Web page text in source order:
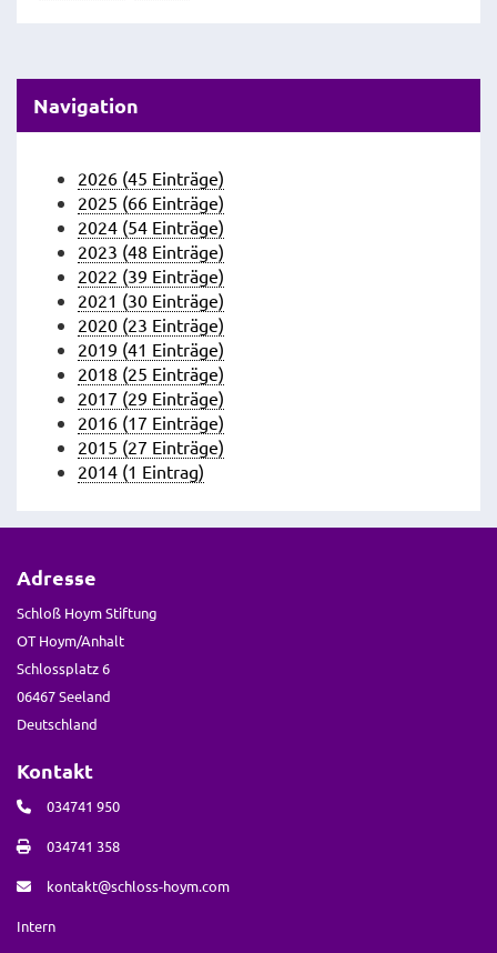
Navigation
2026 (45 Einträge)
2025 (66 Einträge)
2024 (54 Einträge)
2023 (48 Einträge)
2022 (39 Einträge)
2021 (30 Einträge)
2020 (23 Einträge)
2019 (41 Einträge)
2018 (25 Einträge)
2017 (29 Einträge)
2016 (17 Einträge)
2015 (27 Einträge)
2014 (1 Eintrag)
Adresse
Schloß Hoym Stiftung
OT Hoym/Anhalt
Schlossplatz 6
06467 Seeland
Deutschland
Kontakt
034741 950
034741 358
kontakt@schloss-hoym.com
Intern